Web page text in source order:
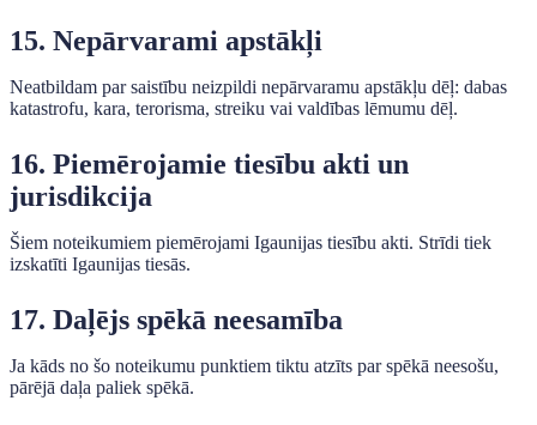
15. Nepārvarami apstākļi
Neatbildam par saistību neizpildi nepārvaramu apstākļu dēļ: dabas
katastrofu, kara, terorisma, streiku vai valdības lēmumu dēļ.
16. Piemērojamie tiesību akti un
jurisdikcija
Šiem noteikumiem piemērojami Igaunijas tiesību akti. Strīdi tiek
izskatīti Igaunijas tiesās.
17. Daļējs spēkā neesamība
Ja kāds no šo noteikumu punktiem tiktu atzīts par spēkā neesošu,
pārējā daļa paliek spēkā.